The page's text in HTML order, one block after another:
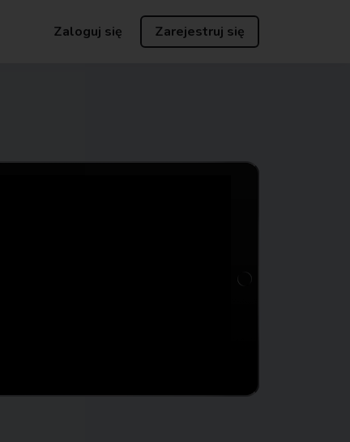
Zaloguj się Zarejestruj się